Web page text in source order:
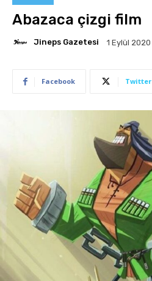
Abazaca çizgi film
Jineps Gazetesi 1 Eylül 2020
Facebook Twitter